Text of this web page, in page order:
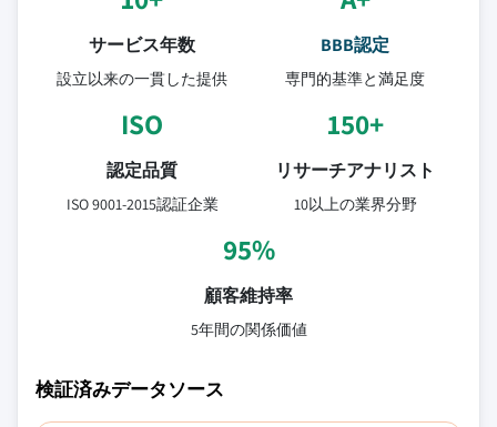
サービス年数
設立以来の一貫した提供
BBB認定
専門的基準と満足度
ISO
認定品質
ISO 9001-2015認証企業
150+
リサーチアナリスト
10以上の業界分野
95%
顧客維持率
5年間の関係価値
検証済みデータソース